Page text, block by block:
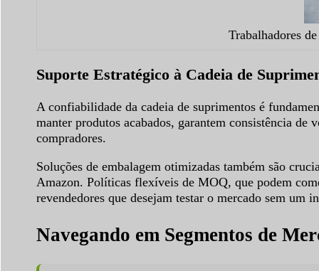
Trabalhadores
Suporte Estratégico à Cadeia de
A confiabilidade da cadeia de suprimentos é
manter produtos acabados, garantem consistência de
compradores.
Soluções de embalagem otimizadas também são
Amazon. Políticas flexíveis de MOQ, que podem
revendedores que desejam testar o mercado sem
Navegando em Segmentos de